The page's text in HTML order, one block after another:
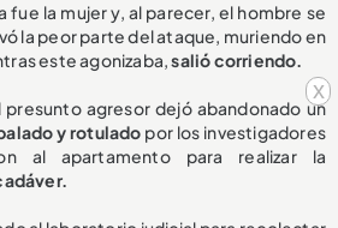
x
fue la mujer y, al parecer, el hombre se
la peor parte del ataque, muriendo en
este agonizaba,salió corriendo.
presunto agresor dejó abandonado un
y rotulado por los investigadores
al apartamento para realizar la